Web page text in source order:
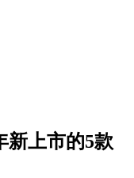
新上市的5款